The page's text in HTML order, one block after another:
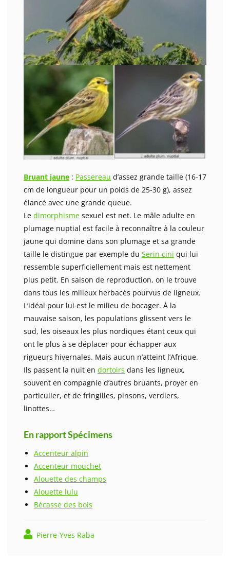
Bruant jaune : Passereau d’assez grande taille (16-17
cm de longueur pour un poids de 25-30 g), assez
élancé avec une grande queue.
Le dimorphisme sexuel est net. Le mâle adulte en
plumage nuptial est facile à reconnaître à la couleur
jaune qui domine dans son plumage et sa grande
taille le distingue par exemple du Serin cini qui lui
ressemble superficiellement mais est nettement
plus petit. En saison de reproduction, on le trouve
dans tous les milieux herbacés pourvus de ligneux.
L’idéal pour lui est le milieu de bocager. À la
mauvaise saison, les populations glissent vers le
sud, les oiseaux les plus nordiques étant ceux qui
ont le plus à se déplacer pour échapper aux
rigueurs hivernales. Mais aucun n’atteint l’Afrique.
Ils passent la nuit en dortoirs dans les ligneux,
souvent en compagnie d’autres bruants, proyer en
particulier, et de fringilles, pinsons, verdiers,
linottes…
En rapport Spécimens
Accenteur alpin
Accenteur mouchet
Alouette des champs
Alouette lulu
Bécasse des bois
Pierre-Yves Raba